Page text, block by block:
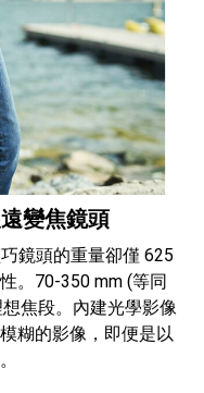
變焦鏡頭
鏡頭的重量卻僅 625
。70-350 mm (等同
焦段。內建光學影像
糊的影像，即便是以